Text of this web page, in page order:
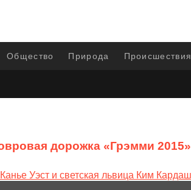
Общество Природа Происшествия
дорожка «Грэмми 2015»